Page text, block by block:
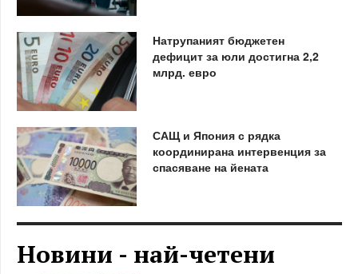
Натрупаният бюджетен
дефицит за юли достигна 2,2
млрд. евро
САЩ и Япония с рядка
координирана интервенция за
спасяване на йената
Новини - най-четени